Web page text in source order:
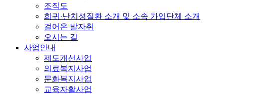
조직도
희귀·난치성질환 소개 및 소속 가입단체 소개
걸어온 발자취
오시는 길
사업안내
제도개선사업
의료복지사업
문화복지사업
교육자활사업